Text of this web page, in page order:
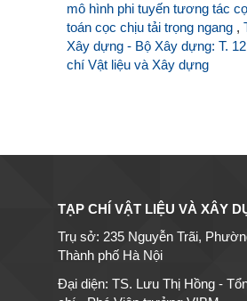
mô hình phi tuyến tương tác
toán cọc chịu tải trọng ngang ,
Xây dựng - Bộ Xây dựng: T.
chí Vật liệu và Xây dựng
TẠP CHÍ VẬT LIỆU VÀ XÂY
Trụ sở: 235 Nguyễn Trãi,
Thành phố Hà Nội
Đại diện: TS. Lưu Thị Hồng -